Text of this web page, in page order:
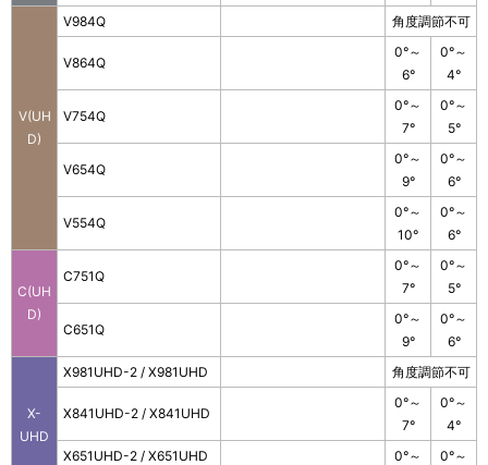
V(UH
D)
V984Q 角度調節不可
V864Q
0°～
6°
0°～
4°
V754Q
0°～
7°
0°～
5°
V654Q
0°～
9°
0°～
6°
V554Q
0°～
10°
0°～
6°
C(UH
D)
C751Q
0°～
7°
0°～
5°
C651Q
0°～
9°
0°～
6°
X-
UHD
X981UHD-2 / X981UHD 角度調節不可
X841UHD-2 / X841UHD
0°～
7°
0°～
4°
X651UHD-2 / X651UHD
0°～
0°～